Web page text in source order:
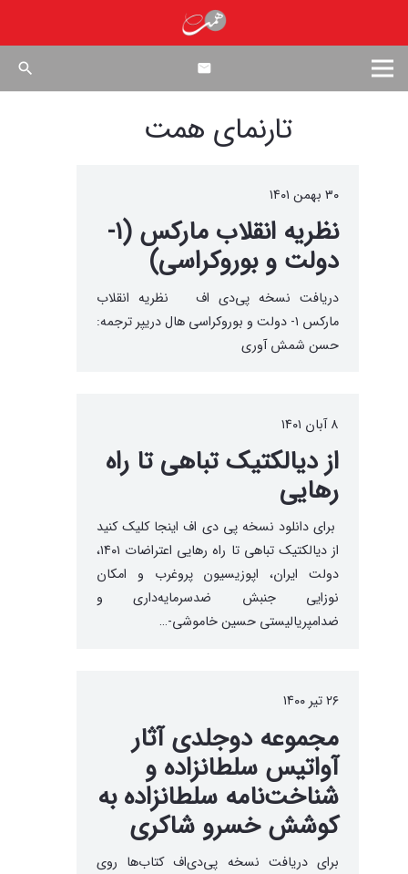
search
تارنمای همت
۳۰ بهمن ۱۴۰۱
نظریه انقلاب مارکس (۱-
دولت و بوروکراسی)
دریافت نسخه پی‌دی ‌اف نظریه انقلاب
مارکس ۱- دولت و بوروکراسی هال دریپر ترجمه:
حسن شمش آوری
۸ آبان ۱۴۰۱
از دیالکتیک تباهی تا راه
رهایی
برای دانلود نسخه پی دی اف اینجا کلیک کنید
از دیالکتیک تباهی تا راه رهایی اعتراضات ۱۴۰۱،
دولت ایران، اپوزیسیون پروغرب و امکان
نوزایی جنبش ضدسرمایه‌داری و
ضدامپریالیستی حسین خاموشی-…
۲۶ تیر ۱۴۰۰
مجموعه دوجلدی آثار
آواتیس سلطانزاده و
شناخت‌نامه سلطانزاده به
کوشش خسرو شاکری
برای دریافت نسخه پی‌دی‌اف کتاب‌ها روی